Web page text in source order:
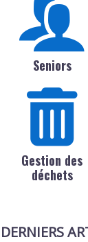
Seniors
Gestion des
déchets
DERNIERS